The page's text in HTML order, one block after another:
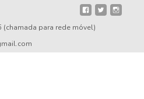
(chamada para rede móvel)